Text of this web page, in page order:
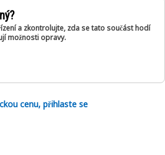
a zkontrolujte, zda se tato součást hodí
možnosti opravy.
cenu, přihlaste se